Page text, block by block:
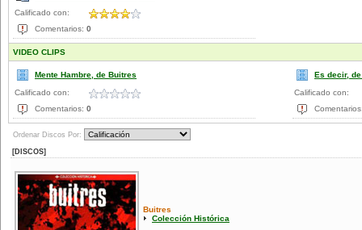
Calificado con:
Comentarios: 0
VIDEO CLIPS
Mente Hambre, de Buitres
Calificado con:
Comentarios: 0
Es decir,
Calificado con:
Ordenar Discos Por:
[DISCOS]
Buitres
Colección Histórica